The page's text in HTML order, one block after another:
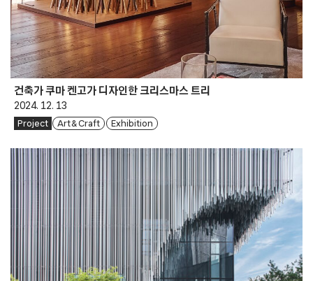
건축가 쿠마 켄고가 디자인한 크리스마스 트리
2024. 12. 13
Project Art & Craft Exhibition